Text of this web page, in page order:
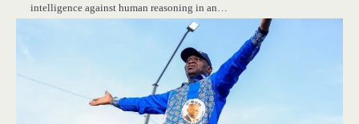
intelligence against human reasoning in an…